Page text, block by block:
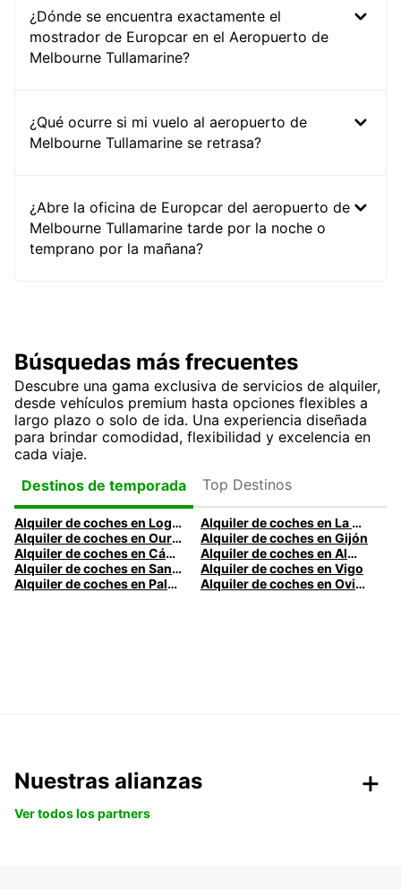
¿Dónde se encuentra exactamente el
mostrador de Europcar en el Aeropuerto de
Melbourne Tullamarine?
¿Qué ocurre si mi vuelo al aeropuerto de
Melbourne Tullamarine se retrasa?
¿Abre la oficina de Europcar del aeropuerto de
Melbourne Tullamarine tarde por la noche o
temprano por la mañana?
Búsquedas más frecuentes
Descubre una gama exclusiva de servicios de alquiler,
desde vehículos premium hasta opciones flexibles a
largo plazo o solo de ida. Una experiencia diseñada
para brindar comodidad, flexibilidad y excelencia en
cada viaje.
Destinos de temporada
Top Destinos
Alquiler de coches en Logroño
Alquiler de coches en La Coruña
Alquiler de coches en Ourense
Alquiler de coches en Gijón
Alquiler de coches en Cádiz
Alquiler de coches en Almería
Alquiler de coches en Santander
Alquiler de coches en Vigo
Alquiler de coches en Palma
Alquiler de coches en Oviedo
Nuestras alianzas
Ver todos los partners